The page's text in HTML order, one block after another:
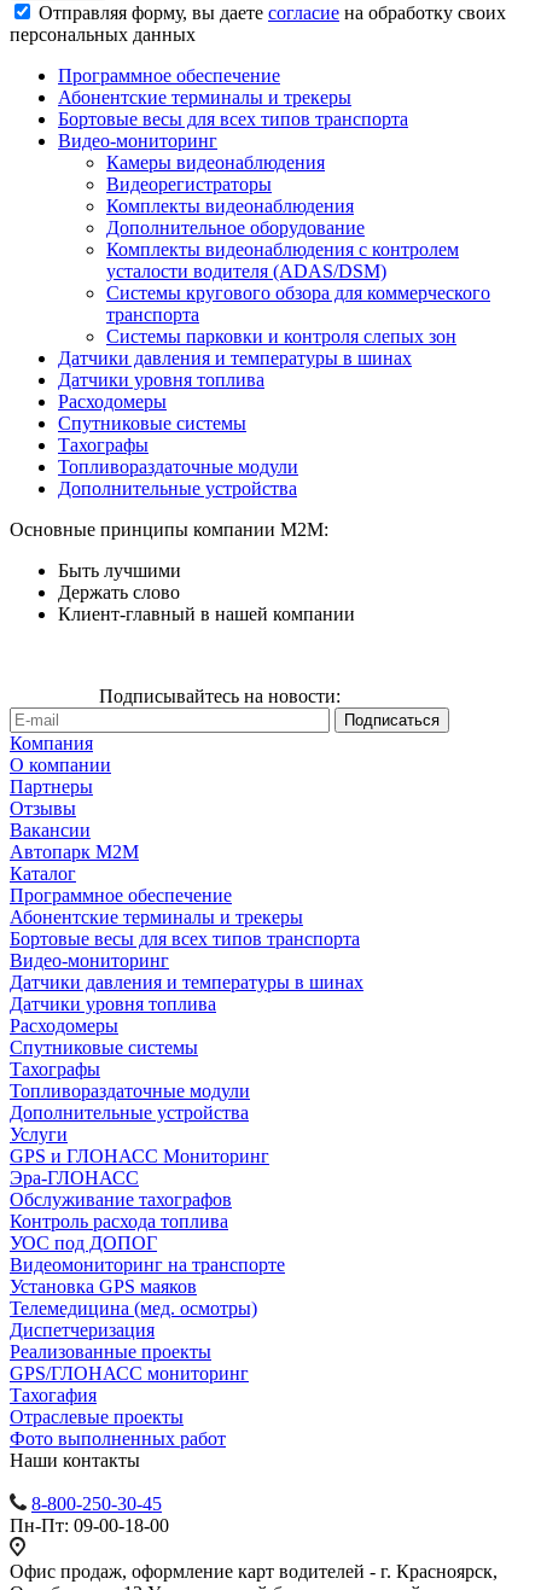
Отправляя форму, вы даете согласие на обработку своих
персональных данных
Программное обеспечение
Абонентские терминалы и трекеры
Бортовые весы для всех типов транспорта
Видео-мониторинг
Камеры видеонаблюдения
Видеорегистраторы
Комплекты видеонаблюдения
Дополнительное оборудование
Комплекты видеонаблюдения с контролем
усталости водителя (ADAS/DSM)
Системы кругового обзора для коммерческого
транспорта
Системы парковки и контроля слепых зон
Датчики давления и температуры в шинах
Датчики уровня топлива
Расходомеры
Спутниковые системы
Тахографы
Топливораздаточные модули
Дополнительные устройства
Основные принципы компании М2М:
Быть лучшими
Держать слово
Клиент-главный в нашей компании
Подписывайтесь на новости:
Компания
О компании
Партнеры
Отзывы
Вакансии
Автопарк М2М
Каталог
Программное обеспечение
Абонентские терминалы и трекеры
Бортовые весы для всех типов транспорта
Видео-мониторинг
Датчики давления и температуры в шинах
Датчики уровня топлива
Расходомеры
Спутниковые системы
Тахографы
Топливораздаточные модули
Дополнительные устройства
Услуги
GPS и ГЛОНАСС Мониторинг
Эра-ГЛОНАСС
Обслуживание тахографов
Контроль расхода топлива
УОС под ДОПОГ
Видеомониторинг на транспорте
Установка GPS маяков
Телемедицина (мед. осмотры)
Диспетчеризация
Реализованные проекты
GPS/ГЛОНАСС мониторинг
Тахогафия
Отраслевые проекты
Фото выполненных работ
Наши контакты
8-800-250-30-45
Пн-Пт: 09-00-18-00
Офис продаж, оформление карт водителей - г. Красноярск,